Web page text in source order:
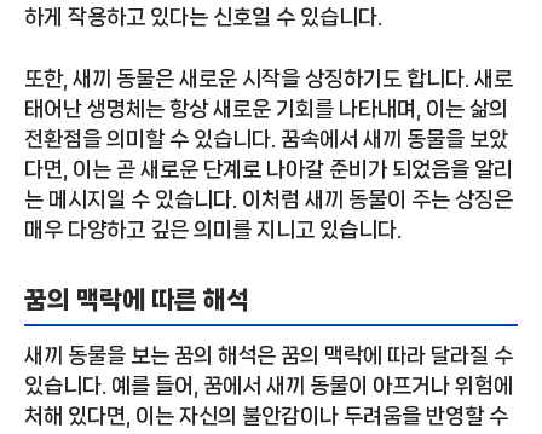
하게 작용하고 있다는 신호일 수 있습니다.
또한, 새끼 동물은 새로운 시작을 상징하기도 합니다. 새로
태어난 생명체는 항상 새로운 기회를 나타내며, 이는 삶의
전환점을 의미할 수 있습니다. 꿈속에서 새끼 동물을 보았
다면, 이는 곧 새로운 단계로 나아갈 준비가 되었음을 알리
는 메시지일 수 있습니다. 이처럼 새끼 동물이 주는 상징은
매우 다양하고 깊은 의미를 지니고 있습니다.
꿈의 맥락에 따른 해석
새끼 동물을 보는 꿈의 해석은 꿈의 맥락에 따라 달라질 수
있습니다. 예를 들어, 꿈에서 새끼 동물이 아프거나 위험에
처해 있다면, 이는 자신의 불안감이나 두려움을 반영할 수